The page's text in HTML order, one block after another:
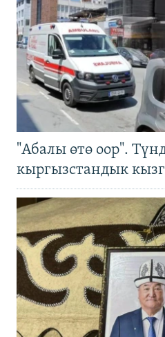
"Абалы өтө оор".
кыргызстандык